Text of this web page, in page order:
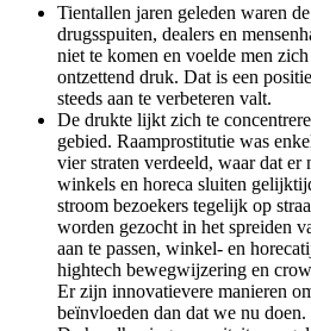
Tientallen jaren geleden waren
drugsspuiten, dealers en
niet te komen en voelde men
ontzettend druk. Dat is een
steeds aan te verbeteren valt.
De drukte lijkt zich te
gebied. Raamprostitutie was
vier straten verdeeld, waar dat
winkels en horeca sluiten
stroom bezoekers tegelijk op
worden gezocht in het spreiden
aan te passen, winkel- en
hightech bewegwijzering en
Er zijn innovatievere manieren
beïnvloeden dan dat we nu doen.